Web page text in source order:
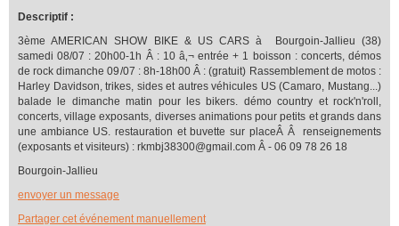
Descriptif :
3ème AMERICAN SHOW BIKE & US CARS à Bourgoin-Jallieu (38)
samedi 08/07 : 20h00-1h Â : 10 â‚¬ entrée + 1 boisson : concerts, démos
de rock dimanche 09/07 : 8h-18h00 Â : (gratuit) Rassemblement de motos :
Harley Davidson, trikes, sides et autres véhicules US (Camaro, Mustang...)
balade le dimanche matin pour les bikers. démo country et rock'n'roll,
concerts, village exposants, diverses animations pour petits et grands dans
une ambiance US. restauration et buvette sur placeÂ Â renseignements
(exposants et visiteurs) : rkmbj38300@gmail.com Â - 06 09 78 26 18
Bourgoin-Jallieu
envoyer un message
Partager cet événement manuellement